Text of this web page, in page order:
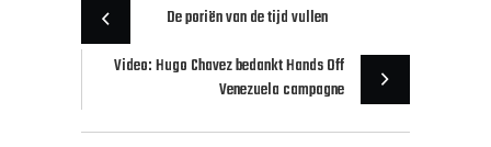
De poriën van de tijd vullen
Video: Hugo Chavez bedankt Hands Off
Venezuela campagne